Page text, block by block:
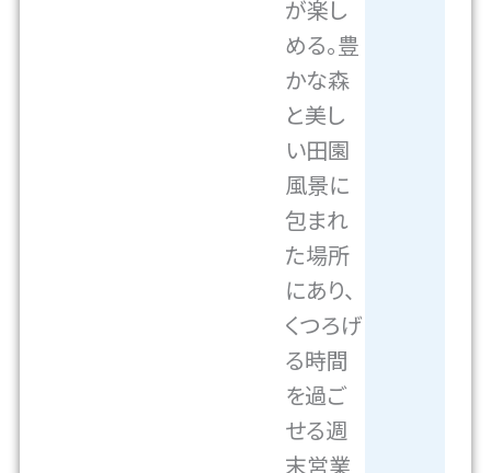
が楽し
める。豊
かな森
と美し
い田園
風景に
包まれ
た場所
にあり、
くつろげ
る時間
を過ご
せる週
末営業